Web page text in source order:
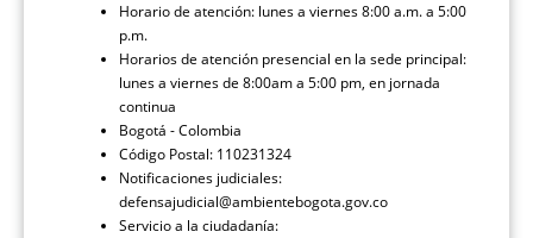
Horario de atención: lunes a viernes 8:00 a.m. a 5:00
p.m.
Horarios de atención presencial en la sede principal:
lunes a viernes de 8:00am a 5:00 pm, en jornada
continua
Bogotá - Colombia
Código Postal: 110231324
Notificaciones judiciales:
defensajudicial@ambientebogota.gov.co
Servicio a la ciudadanía: